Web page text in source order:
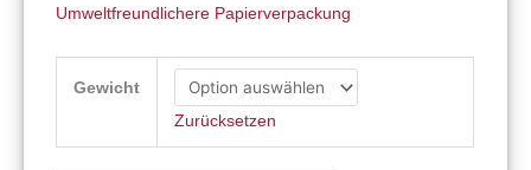
Umweltfreundlichere Papierverpackung
Gewicht
Zurücksetzen